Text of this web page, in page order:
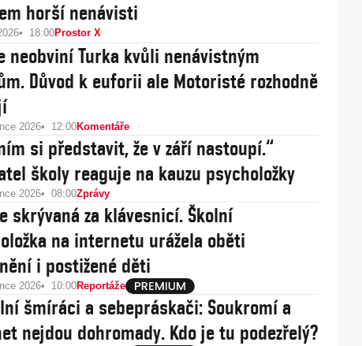
horší nenávisti
18:00Prostor X
neobviní Turka kvůli nenávistným
Důvod k euforii ale Motoristé rozhodně
2026 12:00Komentáře
si představit, že v září nastoupí.“
školy reaguje na kauzu psycholožky
2026 08:00Zprávy
skrývaná za klávesnicí. Školní
na internetu urážela oběti
i postižené děti
2026 10:00Reportáže
šmíráci a sebepráskači: Soukromí a
nejdou dohromady. Kdo je tu podezřelý?